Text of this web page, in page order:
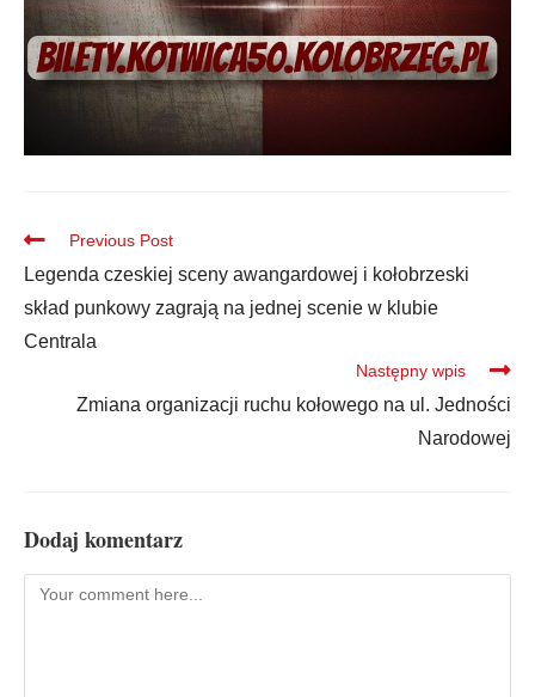
Previous Post
Legenda czeskiej sceny awangardowej i kołobrzeski
skład punkowy zagrają na jednej scenie w klubie
Centrala
Następny wpis
Zmiana organizacji ruchu kołowego na ul. Jedności
Narodowej
Dodaj komentarz